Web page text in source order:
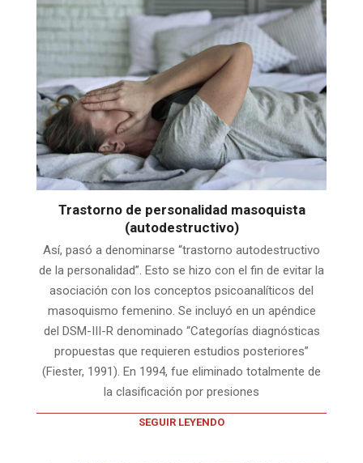
Trastorno de personalidad masoquista
(autodestructivo)
Así, pasó a denominarse “trastorno autodestructivo
de la personalidad”. Esto se hizo con el fin de evitar la
asociación con los conceptos psicoanalíticos del
masoquismo femenino. Se incluyó en un apéndice
del DSM-III-R denominado “Categorías diagnósticas
propuestas que requieren estudios posteriores”
(Fiester, 1991). En 1994, fue eliminado totalmente de
la clasificación por presiones
SEGUIR LEYENDO